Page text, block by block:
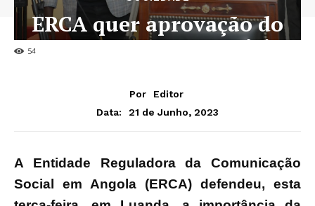
54
ERCA quer aprovação do
Estatuto Remuneratório
Por
Editor
Data:
21 de Junho, 2023
A Entidade Reguladora da Comunicação
Social em Angola (ERCA) defendeu, esta